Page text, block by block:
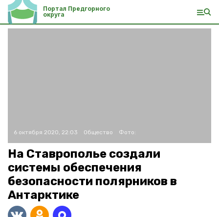
Портал Предгорного
округа
6 октября 2020, 22:03 Общество Фото:
На Ставрополье создали
системы обеспечения
безопасности полярников в
Антарктике